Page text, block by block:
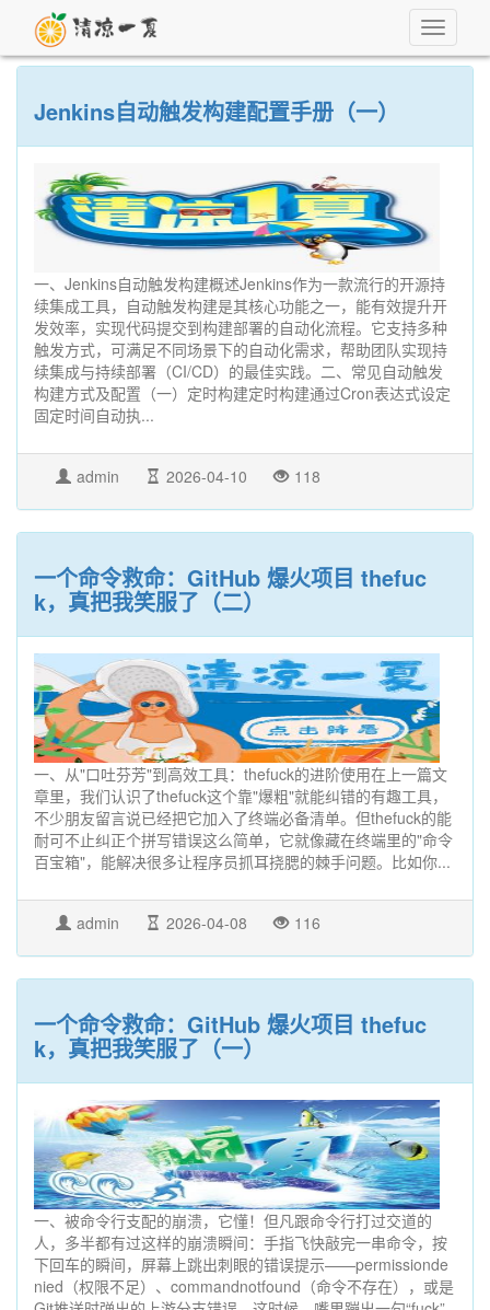
Toggle
Jenkins自动触发构建配置手册（一）
一、Jenkins自动触发构建概述Jenkins作为一款流行的开源持
续集成工具，自动触发构建是其核心功能之一，能有效提升开
发效率，实现代码提交到构建部署的自动化流程。它支持多种
触发方式，可满足不同场景下的自动化需求，帮助团队实现持
续集成与持续部署（CI/CD）的最佳实践。二、常见自动触发
构建方式及配置（一）定时构建定时构建通过Cron表达式设定
固定时间自动执...
admin 2026-04-10 118
一个命令救命：GitHub 爆火项目 thefuc
k，真把我笑服了（二）
一、从"口吐芬芳"到高效工具：thefuck的进阶使用在上一篇文
章里，我们认识了thefuck这个靠"爆粗"就能纠错的有趣工具，
不少朋友留言说已经把它加入了终端必备清单。但thefuck的能
耐可不止纠正个拼写错误这么简单，它就像藏在终端里的"命令
百宝箱"，能解决很多让程序员抓耳挠腮的棘手问题。比如你...
admin 2026-04-08 116
一个命令救命：GitHub 爆火项目 thefuc
k，真把我笑服了（一）
一、被命令行支配的崩溃，它懂！但凡跟命令行打过交道的
人，多半都有过这样的崩溃瞬间：手指飞快敲完一串命令，按
下回车的瞬间，屏幕上跳出刺眼的错误提示——permissionde
nied（权限不足）、commandnotfound（命令不存在），或是